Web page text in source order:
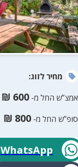
מחירלזוג:
אמצ”ש החל מ- 600
₪
סופ”ש החל מ- 800
₪
WhatsApp